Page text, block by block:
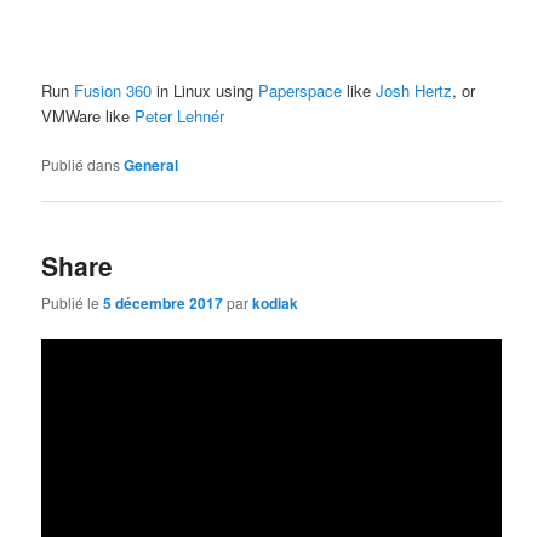
Run Fusion 360 in Linux using Paperspace likeJosh Hertz, or
VMWare like Peter Lehnér
Publié dansGeneral
Share
Publié le5 décembre 2017parkodiak